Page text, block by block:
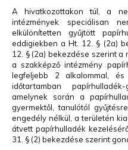
A hivatkozottakon túl, a
intézmények speciálisan
elkülönítetten gyűjtött
eddigiekben a Ht. 12. § (2a)
12. § (2a) bekezdése szerint
a szakképző intézmény
legfeljebb 2 alkalommal,
időtartamban
amelynek során a
gyermektől, tanulótól
engedély nélkül, a területén
átvett papírhulladék
31. § (2) bekezdése szerint